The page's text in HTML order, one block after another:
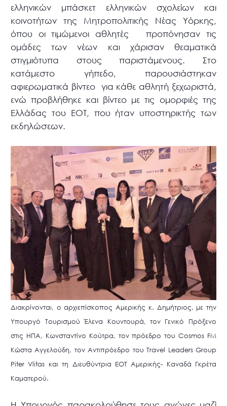
ελληνικών μπάσκετ ελληνικών σχολείων και
κοινοτήτων της Μητροπολιτικής Νέας Υόρκης,
όπου οι τιμώμενοι αθλητές προπόνησαν τις
ομάδες των νέων και χάρισαν θεαματικά
στιγμιότυπα στους παριστάμενους. Στο
κατάμεστο γήπεδο, παρουσιάστηκαν
αφιερωματικά βίντεο για κάθε αθλητή ξεχωριστά,
ενώ προβλήθηκε και βίντεο με τις ομορφιές της
Ελλάδας του ΕΟΤ, που ήταν υποστηρικτής των
εκδηλώσεων.
Διακρίνονται, ο αρχιεπίσκοπος Αμερικής κ. Δημήτριος, με την
Υπουργό Τουρισμού Έλενα Κουντουρά, τον Γενικό Πρόξενο
στις ΗΠΑ, Κωνσταντίνο Κούτρα, τον πρόεδρο του Cosmos FM
Κώστα Αγγελούδη, τον Aντιπρόεδρο του Travel Leaders Group
Piter Vlitas και τη Διευθύντρια ΕΟΤ Αμερικής- Καναδά Γκρέτα
Καματερού.